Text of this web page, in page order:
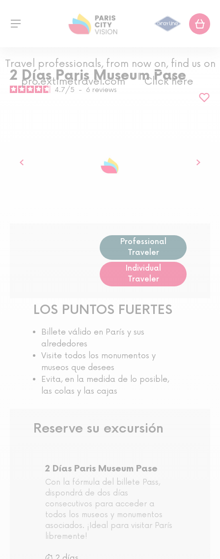
Travel professionals, from now on, find us on
pro.extimetravel.com
Click here
2 Días Paris Museum Pase
4.7/5 - 6 reviews
Professional
Traveler
Individual
Traveler
LOS PUNTOS FUERTES
Billete válido en París y sus
alrededores
Visite todos los monumentos y
museos que desees
Evita, en la medida de lo posible,
las colas y las cajas
Reserve su excursión
2 Días Paris Museum Pase
Con la fórmula del billete Pass,
dispondrá de dos días
consecutivos para acceder a
todos los museos y monumentos
asociados. ¡Ideal para visitar París
libremente!